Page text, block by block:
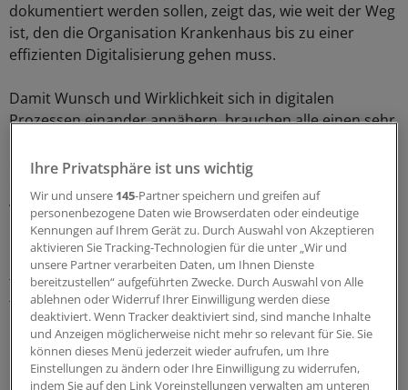
dokumentiert werden sollen, zeigt das, wie weit der Weg
ist, den die Organisation Krankenhaus bis zu einer
effizienten Digitalisierung gehen muss.
Damit Wunsch und Wirklichkeit sich in digitalen
Prozessen einander annähern, brauchen alle einen sehr
der Telematikinfrastruktur zeigt das allzu deutlich. Die
warten.
Lesen Sie dazu auch:Umfrage des Marburger Bundes:
Digitalisierung – Ärzte zwischen Hoffnung und
Ernüchterung
0
Ihre Privatsphäre ist uns wichtig
Wir und unsere 145-Partner speichern und greifen auf
personenbezogene Daten wie Browserdaten oder eindeutige
Kennungen auf Ihrem Gerät zu. Durch Auswahl von Akzeptieren
aktivieren Sie Tracking-Technologien für die unter „Wir und
unsere Partner verarbeiten Daten, um Ihnen Dienste
bereitzustellen“ aufgeführten Zwecke. Durch Auswahl von Alle
ablehnen oder Widerruf Ihrer Einwilligung werden diese
deaktiviert. Wenn Tracker deaktiviert sind, sind manche Inhalte
und Anzeigen möglicherweise nicht mehr so relevant für Sie. Sie
können dieses Menü jederzeit wieder aufrufen, um Ihre
Einstellungen zu ändern oder Ihre Einwilligung zu widerrufen,
indem Sie auf den Link Voreinstellungen verwalten am unteren